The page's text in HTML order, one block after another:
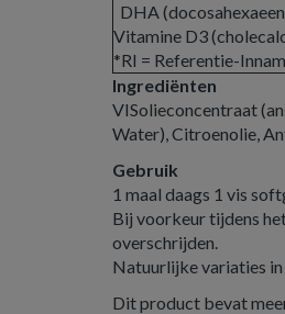
DHA
Vitamine D3
*RI = Referentie-
Ingrediënten
VISolieconcentraat
Water), Citroenolie,
Gebruik
1 maal daags 1 vis
Bij voorkeur tijdens
overschrijden.
Natuurlijke variaties
Dit product bevat